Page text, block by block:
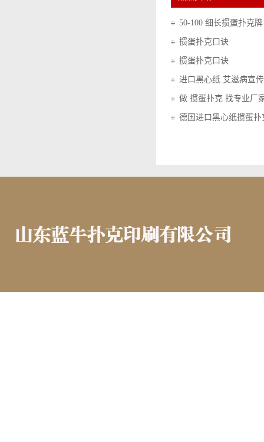
50-100 细长掼蛋扑克牌
掼蛋扑克口诀
掼蛋扑克口诀
进口黑心纸 艾滋病宣
做 掼蛋扑克 找专业厂
德国进口黑心纸掼蛋扑